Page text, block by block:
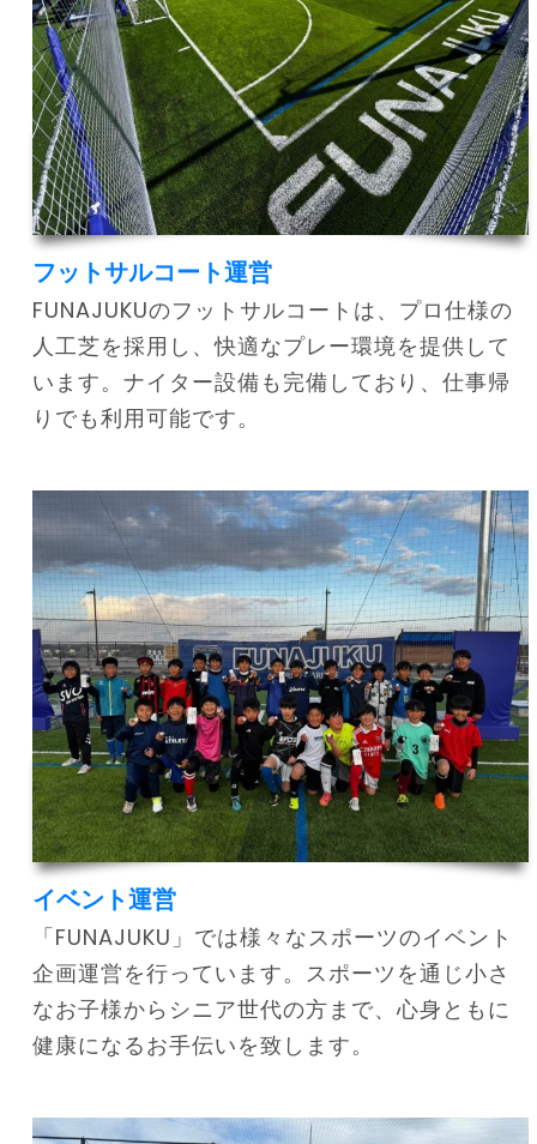
フットサルコート運営
FUNAJUKUのフットサルコートは、プロ仕様の
人工芝を採用し、快適なプレー環境を提供して
います。ナイター設備も完備しており、仕事帰
りでも利用可能です。
イベント運営
「FUNAJUKU」では様々なスポーツのイベント
企画運営を行っています。スポーツを通じ小さ
なお子様からシニア世代の方まで、心身ともに
健康になるお手伝いを致します。